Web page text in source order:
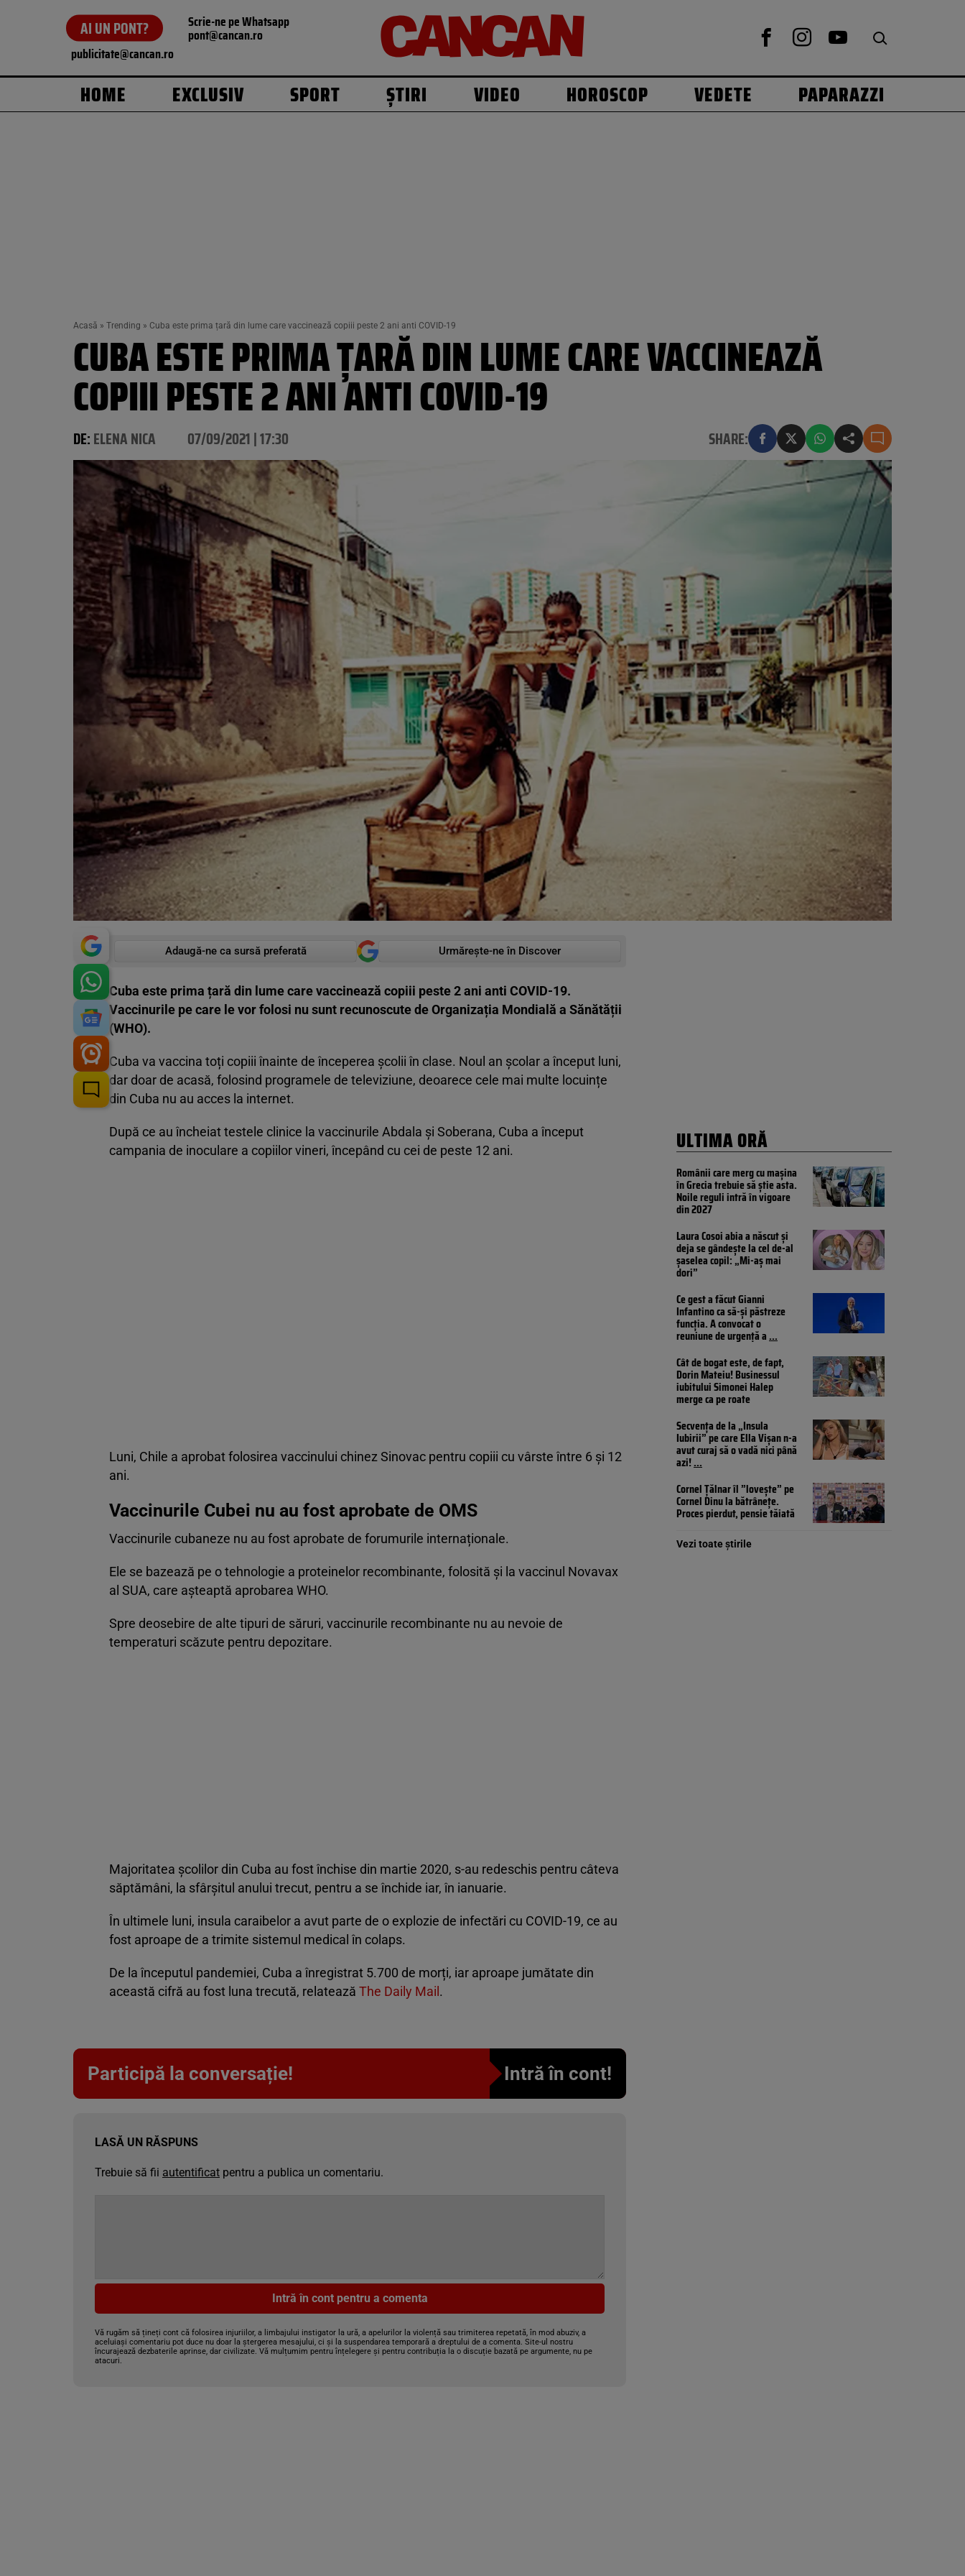
AI UN PONT? Scrie-ne pe Whatsapp
pont@cancan.ro
publicitate@cancan.ro
HOME EXCLUSIV SPORT ȘTIRI VIDEO HOROSCOP VEDETE PAPARAZZI
Acasă » Trending » Cuba este prima țară din lume care vaccinează copiii peste 2 ani anti COVID-19
CUBA ESTE PRIMA ȚARĂ DIN LUME CARE VACCINEAZĂ
COPIII PESTE 2 ANI ANTI COVID-19
DE:ELENA NICA 07/09/2021 | 17:30 SHARE:
Adaugă-ne ca sursă preferată Urmărește-ne în Discover
Cuba este prima țară din lume care vaccinează copiii peste 2 ani anti COVID-19.
Vaccinurile pe care le vor folosi nu sunt recunoscute de Organizația Mondială a Sănătății
(WHO).
Cuba va vaccina toți copiii înainte de începerea școlii în clase. Noul an școlar a început luni,
dar doar de acasă, folosind programele de televiziune, deoarece cele mai multe locuințe
din Cuba nu au acces la internet.
După ce au încheiat testele clinice la vaccinurile Abdala și Soberana, Cuba a început
campania de inoculare a copiilor vineri, începând cu cei de peste 12 ani.
Luni, Chile a aprobat folosirea vaccinului chinez Sinovac pentru copiii cu vârste între 6 și 12
ani.
Vaccinurile Cubei nu au fost aprobate de OMS
Vaccinurile cubaneze nu au fost aprobate de forumurile internaționale.
Ele se bazează pe o tehnologie a proteinelor recombinante, folosită și la vaccinul Novavax
al SUA, care așteaptă aprobarea WHO.
Spre deosebire de alte tipuri de săruri, vaccinurile recombinante nu au nevoie de
temperaturi scăzute pentru depozitare.
Majoritatea școlilor din Cuba au fost închise din martie 2020, s-au redeschis pentru câteva
săptămâni, la sfârșitul anului trecut, pentru a se închide iar, în ianuarie.
În ultimele luni, insula caraibelor a avut parte de o explozie de infectări cu COVID-19, ce au
fost aproape de a trimite sistemul medical în colaps.
De la începutul pandemiei, Cuba a înregistrat 5.700 de morți, iar aproape jumătate din
această cifră au fost luna trecută, relatează The Daily Mail .
Participă la conversație! Intră în cont!
LASĂ UN RĂSPUNS
Trebuie să fii autentificat pentru a publica un comentariu.
Intră în cont pentru a comenta
Vă rugăm să țineți cont că folosirea injuriilor, a limbajului instigator la ură, a apelurilor la violență sau trimiterea repetată, în mod abuziv, a
aceluiași comentariu pot duce nu doar la ștergerea mesajului, ci și la suspendarea temporară a dreptului de a comenta. Site-ul nostru
încurajează dezbaterile aprinse, dar civilizate. Vă mulțumim pentru înțelegere și pentru contribuția la o discuție bazată pe argumente, nu pe
atacuri.
ULTIMA ORĂ
Românii care merg cu mașina
în Grecia trebuie să știe asta.
Noile reguli intră în vigoare
din 2027
Laura Cosoi abia a născut și
deja se gândește la cel de-al
șaselea copil: „Mi-aș mai
dori”
Ce gest a făcut Gianni
Infantino ca să-și păstreze
funcția. A convocat o
reuniune de urgență a...
Cât de bogat este, de fapt,
Dorin Mateiu! Businessul
iubitului Simonei Halep
merge ca pe roate
Secvența de la „Insula
Iubirii” pe care Ella Vișan n-a
avut curaj să o vadă nici până
azi!...
Cornel Țălnar îl ”lovește” pe
Cornel Dinu la bătrânețe.
Proces pierdut, pensie tăiată
Vezi toate știrile